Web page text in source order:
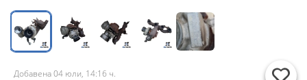
Добавена 04 юли, 14:16 ч.